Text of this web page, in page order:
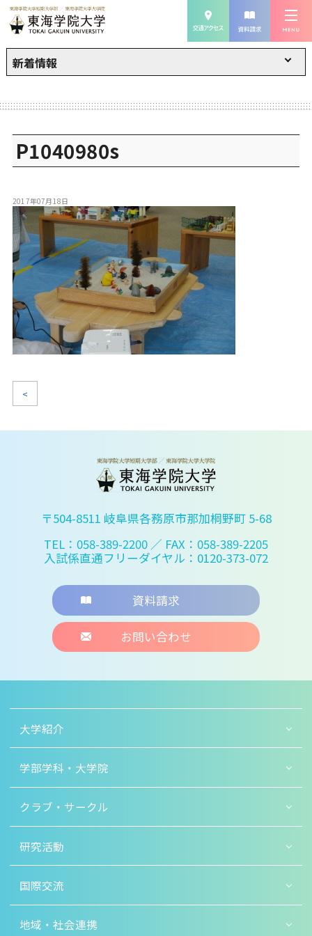
新着情報
P1040980s
2017年07月18日
<
〒504-8511 岐阜県各務原市那加桐野町 5-68
TEL：058-389-2200 ／ FAX：058-389-2205
入試係直通フリーダイヤル：0120-373-072
資料請求
お問い合わせ
大学紹介
学部学科・大学院
クラブ・サークル
研究活動
国際交流
地域・社会連携